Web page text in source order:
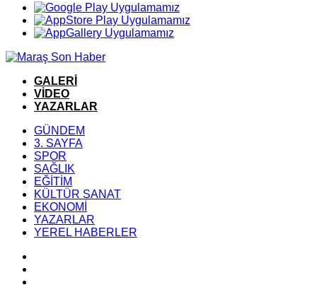
GALERİ
VİDEO
YAZARLAR
GÜNDEM
3. SAYFA
SPOR
SAĞLIK
EĞİTİM
KÜLTÜR SANAT
EKONOMİ
YAZARLAR
YEREL HABERLER